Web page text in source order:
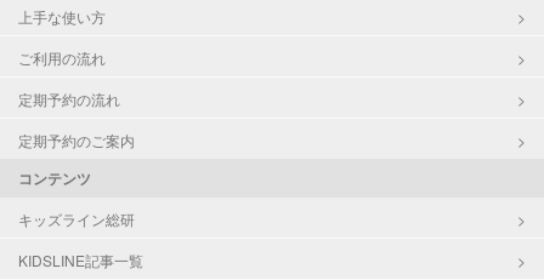
上手な使い方
ご利用の流れ
定期予約の流れ
定期予約のご案内
コンテンツ
キッズライン総研
KIDSLINE記事一覧